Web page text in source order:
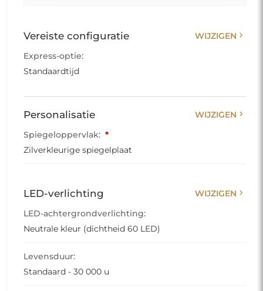
Vereiste configuratie WIJZIGEN chevron_right
Express-optie:
Standaardtijd
Personalisatie WIJZIGEN chevron_right
Spiegeloppervlak: *
Zilverkleurige spiegelplaat
LED-verlichting WIJZIGEN chevron_right
LED-achtergrondverlichting:
Neutrale kleur (dichtheid 60 LED)
Levensduur:
Standaard - 30 000 u